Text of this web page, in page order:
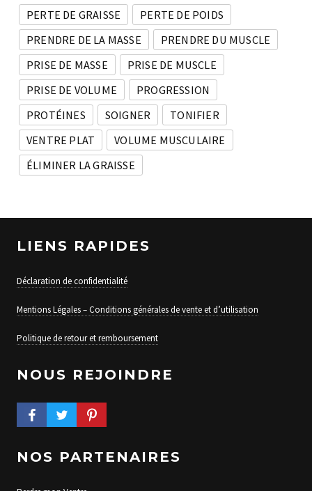
PERTE DE GRAISSE
PERTE DE POIDS
PRENDRE DE LA MASSE
PRENDRE DU MUSCLE
PRISE DE MASSE
PRISE DE MUSCLE
PRISE DE VOLUME
PROGRESSION
PROTÉINES
SOIGNER
TONIFIER
VENTRE PLAT
VOLUME MUSCULAIRE
ÉLIMINER LA GRAISSE
LIENS RAPIDES
Déclaration de confidentialité
Mentions Légales – Conditions générales de vente et d’utilisation
Politique de retour et remboursement
NOUS REJOINDRE
FACEBOOK PROFILE
TWITTER PROFILEPINTEREST PROFILE
NOS PARTENAIRES